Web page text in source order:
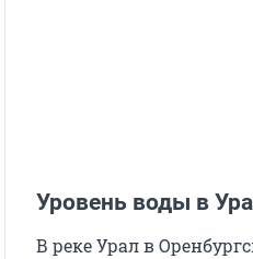
Уровень воды в
В реке Урал в